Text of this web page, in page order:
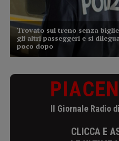
Il Giornale Radio
CLICCA E